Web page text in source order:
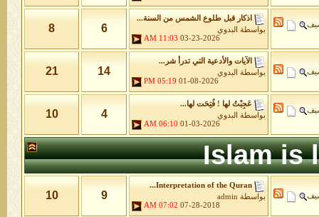
اذكار قبل طلوع الشمس من السنة...
بواسطة
البدوي
03-23-2026
11:03 AM
6
8
الآيات والأدعية التي تدرأ شر...
بواسطة
البدوي
01-08-2026
05:19 PM
14
21
عَجِبْتُ لها ! فُتِحَت لها...
بواسطة
البدوي
01-03-2026
06:10 AM
4
10
Islam is
Interpretation of the Quran...
بواسطة admin
07-28-2018
07:02 AM
9
10